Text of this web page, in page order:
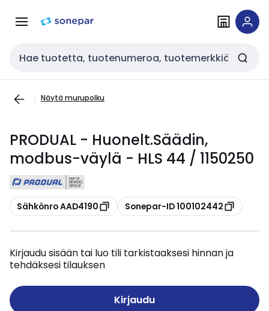
navigointiinsisältöön
Haku
Näytä murupolku
PRODUAL - Huonelt.Säädin,
modbus-väylä - HLS 44 / 1150250
Kopioi
Sähkönro AAD4190 Kopioi
Sonepar-ID 100102442
Kirjaudu sisään tai luo tili tarkistaaksesi hinnan ja
tehdäksesi tilauksen
Kirjaudu